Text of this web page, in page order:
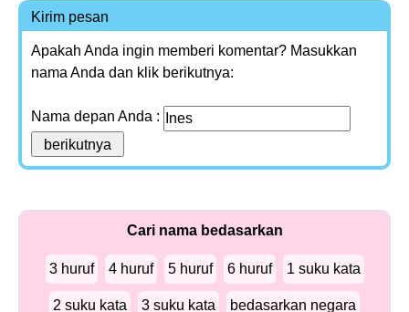
Kirim pesan
Apakah Anda ingin memberi komentar? Masukkan
nama Anda dan klik berikutnya:
Nama depan Anda :
Cari nama bedasarkan
3 huruf 4 huruf 5 huruf 6 huruf 1 suku kata
2 suku kata 3 suku kata bedasarkan negara